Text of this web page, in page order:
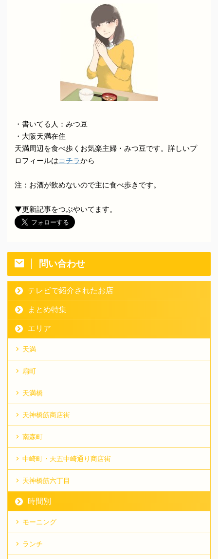
・書いてる人：みつ豆
・大阪天満在住
天満周辺を食べ歩くお気楽主婦・みつ豆です。詳しいプ
ロフィールはコチラから
注：お酒が飲めないので主に食べ歩きです。
▼更新記事をつぶやいてます。
問い合わせ
テレビで紹介されたお店
まとめ特集
エリア
天満
扇町
天満橋
天神橋筋商店街
南森町
中崎町・天五中崎通り商店街
天神橋筋六丁目
時間別
モーニング
ランチ